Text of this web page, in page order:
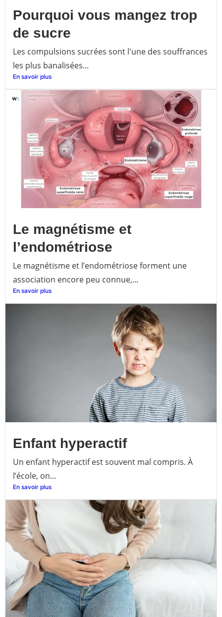
Pourquoi vous mangez trop
de sucre
Les compulsions sucrées sont l'une des souffrances
les plus banalisées...
En savoir plus
Le magnétisme et
l’endométriose
Le magnétisme et l’endométriose forment une
association encore peu connue,...
En savoir plus
Enfant hyperactif
Un enfant hyperactif est souvent mal compris. À
l’école, on...
En savoir plus